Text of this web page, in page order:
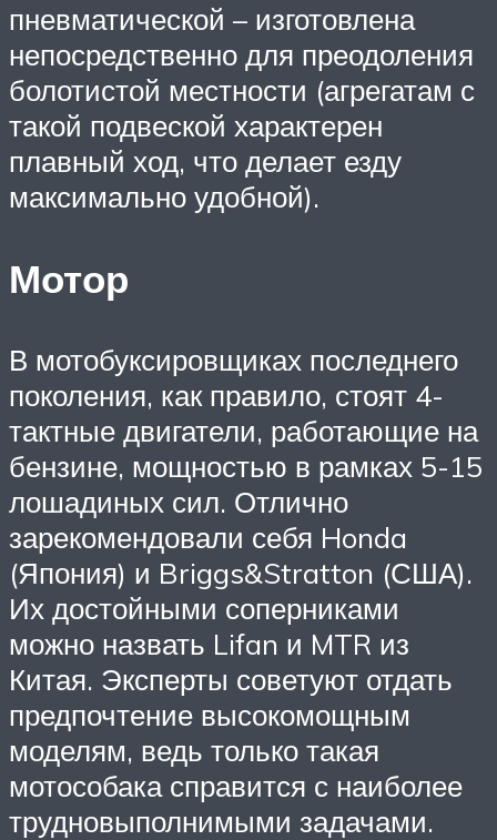
пневматической – изготовлена
непосредственно для преодоления
болотистой местности (агрегатам с
такой подвеской характерен
плавный ход, что делает езду
максимально удобной).
Мотор
В мотобуксировщиках последнего
поколения, как правило, стоят 4-
тактные двигатели, работающие на
бензине, мощностью в рамках 5-15
лошадиных сил. Отлично
зарекомендовали себя Honda
(Япония) и Briggs&Stratton (США).
Их достойными соперниками
можно назвать Lifan и MTR из
Китая. Эксперты советуют отдать
предпочтение высокомощным
моделям, ведь только такая
мотособака справится с наиболее
трудновыполнимыми задачами.